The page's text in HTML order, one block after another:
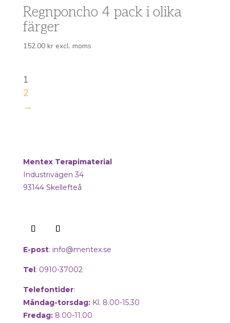
Regnponcho 4 pack i olika
färger
152.00 krexcl. moms
1
2
→
Mentex Terapimaterial
Industrivägen 34
93144 Skellefteå
E-post: info@mentex.se
Tel : 0910-37002
Telefontider:
Måndag-torsdag:Kl. 8.00-15.30
Fredag:8.00-11.00